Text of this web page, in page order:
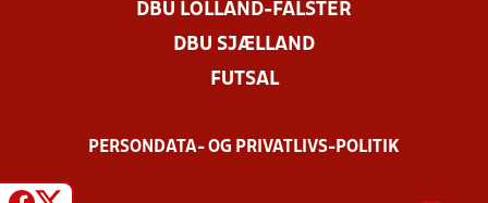
DBU LOLLAND-FALSTER
DBU SJÆLLAND
FUTSAL
PERSONDATA- OG PRIVATLIVS-POLITIK